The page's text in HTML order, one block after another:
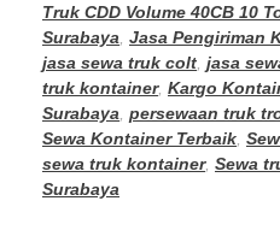
Truk CDD Volume 40CB 10
Surabaya Jasa Pengiriman
jasa sewa truk colt jasa
truk kontainer, Kargo
Surabaya persewaan truk
Sewa Kontainer Terbaik
sewa truk kontainer, Sewa
Surabaya